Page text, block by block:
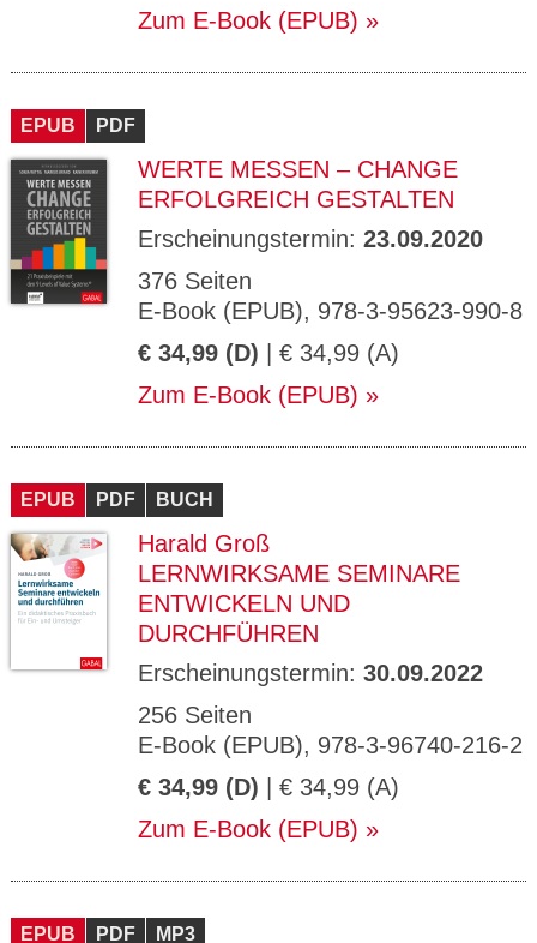
Zum E-Book (EPUB)
EPUB PDF
WERTE MESSEN – CHANGE
ERFOLGREICH GESTALTEN
Erscheinungstermin: 23.09.2020
376 Seiten
E-Book (EPUB), 978-3-95623-990-8
€ 34,99 (D) | € 34,99 (A)
Zum E-Book (EPUB)
EPUB PDF BUCH
Harald Groß
LERNWIRKSAME SEMINARE
ENTWICKELN UND
DURCHFÜHREN
Erscheinungstermin: 30.09.2022
256 Seiten
E-Book (EPUB), 978-3-96740-216-2
€ 34,99 (D) | € 34,99 (A)
Zum E-Book (EPUB)
EPUB PDF MP3